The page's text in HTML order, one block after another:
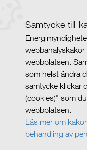
Samtycke till
webbplatsen.
som helst ändra
samtycke klickar
(cookies)" som
webbplatsen.
Läs mer om
behandling av